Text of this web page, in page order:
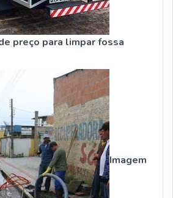
preço para limpar fossa
Imagem